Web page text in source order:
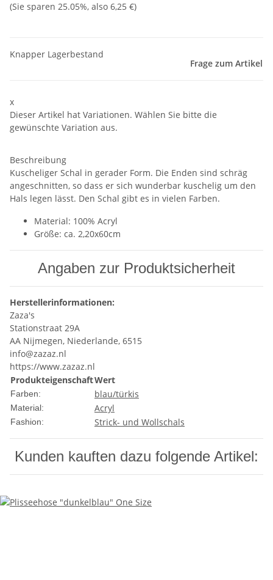
(Sie sparen 25.05%, also 6,25 €)
Knapper Lagerbestand
Frage zum Artikel
x
Dieser Artikel hat Variationen. Wählen Sie bitte die
gewünschte Variation aus.
Beschreibung
Kuscheliger Schal in gerader Form. Die Enden sind schräg
angeschnitten, so dass er sich wunderbar kuschelig um den
Hals legen lässt. Den Schal gibt es in vielen Farben.
Material: 100% Acryl
Größe: ca. 2,20x60cm
Angaben zur Produktsicherheit
Herstellerinformationen:
Zaza's
Stationstraat 29A
AA Nijmegen, Niederlande, 6515
info@zazaz.nl
https://www.zazaz.nl
ProdukteigenschaftWert
Farben: blau/türkis
Material: Acryl
Fashion: Strick- und Wollschals
Kunden kauften dazu folgende Artikel: